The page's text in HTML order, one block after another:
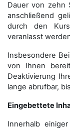
Dauer von zehn
anschließend
durch den
veranlasst
Insbesondere
von Ihnen
Deaktivierung
lange abrufbar,
Eingebettete
Innerhalb